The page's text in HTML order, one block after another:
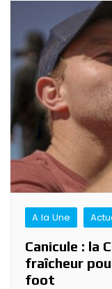
A la Une
Canicule : la
fraîcheur
foot